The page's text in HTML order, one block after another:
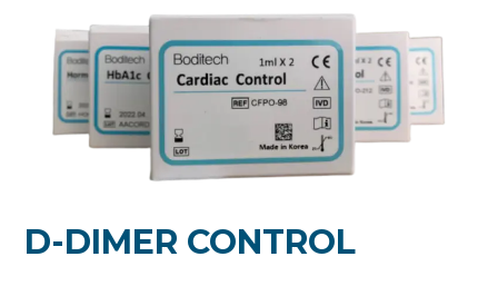
D-DIMER CONTROL